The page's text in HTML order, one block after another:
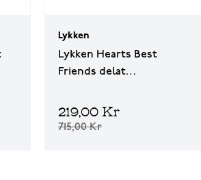
Lykken
Lykken Hearts Best
Friends delat
715,00 Kr
219,00 Kr